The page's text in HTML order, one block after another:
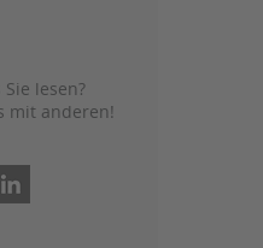
lesen?
mit anderen!